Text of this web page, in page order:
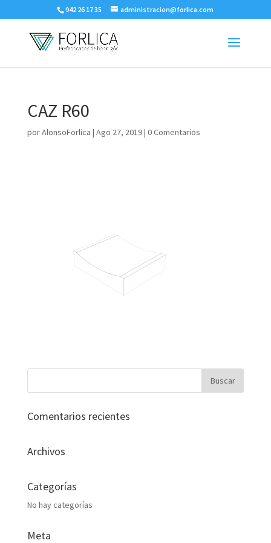
942 26 17 35 administracion@forlica.com
CAZ R60
porAlonsoForlica | Ago 27, 2019| 0 Comentarios
Comentarios recientes
Archivos
Categorías
No hay categorías
Meta